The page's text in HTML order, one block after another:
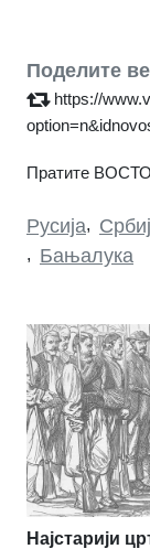
Поделите
https://
Пратите
Русија,
, Бањалука
Најстарији